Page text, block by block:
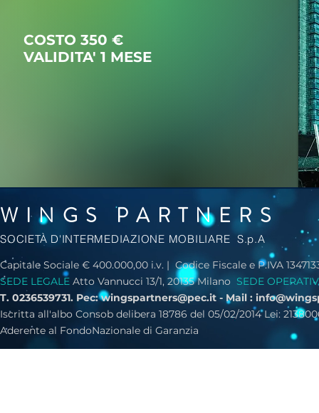
COSTO 350 €
VALIDITA' 1 MESE
WINGS PARTNERS
SOCIETÀ D'INTERMEDIAZIONE MOBILIARE S.p.A
Capitale Sociale € 400.000,00 i.v. | Codice Fiscale e P.IVA
SEDE LEGALE Atto Vannucci 13/1, 20135 Milano SEDE
T. 0236539731. Pec:wingspartners@pec.it - Mail :
Iscritta all'albo Consob delibera 18786 del 05/02/2014 Lei:
Aderente al FondoNazionale di Garanzia